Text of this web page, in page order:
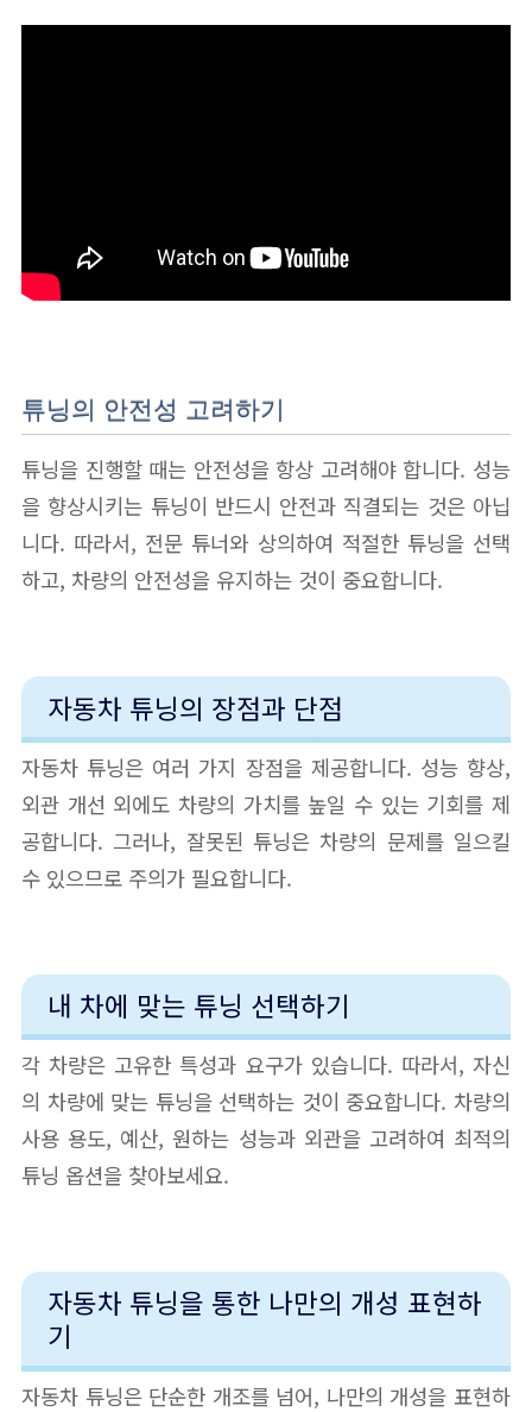
튜닝의 안전성 고려하기
튜닝을 진행할 때는 안전성을 항상 고려해야 합니다. 성능
을 향상시키는 튜닝이 반드시 안전과 직결되는 것은 아닙
니다. 따라서, 전문 튜너와 상의하여 적절한 튜닝을 선택
하고, 차량의 안전성을 유지하는 것이 중요합니다.
자동차 튜닝의 장점과 단점
자동차 튜닝은 여러 가지 장점을 제공합니다. 성능 향상,
외관 개선 외에도 차량의 가치를 높일 수 있는 기회를 제
공합니다. 그러나, 잘못된 튜닝은 차량의 문제를 일으킬
수 있으므로 주의가 필요합니다.
내 차에 맞는 튜닝 선택하기
각 차량은 고유한 특성과 요구가 있습니다. 따라서, 자신
의 차량에 맞는 튜닝을 선택하는 것이 중요합니다. 차량의
사용 용도, 예산, 원하는 성능과 외관을 고려하여 최적의
튜닝 옵션을 찾아보세요.
자동차 튜닝을 통한 나만의 개성 표현하
기
자동차 튜닝은 단순한 개조를 넘어, 나만의 개성을 표현하